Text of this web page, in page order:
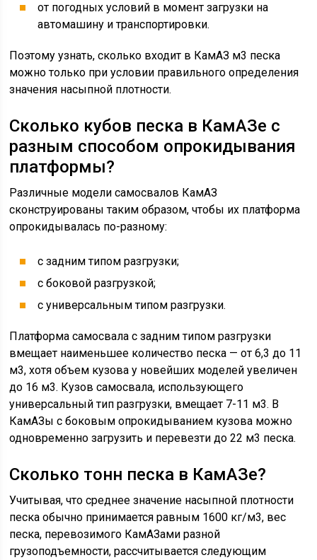
от погодных условий в момент загрузки на
автомашину и транспортировки.
Поэтому узнать, сколько входит в КамАЗ м3 песка
можно только при условии правильного определения
значения насыпной плотности.
Сколько кубов песка в КамАЗе с
разным способом опрокидывания
платформы?
Различные модели самосвалов КамАЗ
сконструированы таким образом, чтобы их платформа
опрокидывалась по-разному:
с задним типом разгрузки;
с боковой разгрузкой;
с универсальным типом разгрузки.
Платформа самосвала с задним типом разгрузки
вмещает наименьшее количество песка — от 6,3 до 11
м3, хотя объем кузова у новейших моделей увеличен
до 16 м3. Кузов самосвала, использующего
универсальный тип разгрузки, вмещает 7-11 м3. В
КамАЗы с боковым опрокидыванием кузова можно
одновременно загрузить и перевезти до 22 м3 песка.
Сколько тонн песка в КамАЗе?
Учитывая, что среднее значение насыпной плотности
песка обычно принимается равным 1600 кг/м3, вес
песка, перевозимого КамАЗами разной
грузоподъемности, рассчитывается следующим